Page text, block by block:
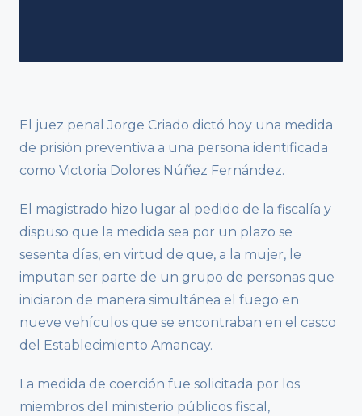
El juez penal Jorge Criado dictó hoy una medida
de prisión preventiva a una persona identificada
como Victoria Dolores Núñez Fernández.
El magistrado hizo lugar al pedido de la fiscalía y
dispuso que la medida sea por un plazo se
sesenta días, en virtud de que, a la mujer, le
imputan ser parte de un grupo de personas que
iniciaron de manera simultánea el fuego en
nueve vehículos que se encontraban en el casco
del Establecimiento Amancay.
La medida de coerción fue solicitada por los
miembros del ministerio públicos fiscal,